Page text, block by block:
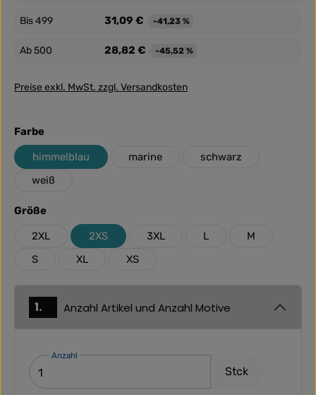
Bis499 31,09 € -41,23 %
Ab500 28,82 € -45,52 %
Preise exkl. MwSt. zzgl. Versandkosten
Farbeauswählen
himmelblau marine
schwarz
weiß
Größeauswählen
2XL 2XS 3XL L
M
S
XL XS
1. Anzahl Artikel und Anzahl Motive
Anzahl
Stck